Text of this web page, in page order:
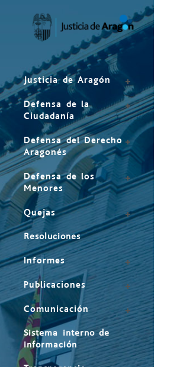
Justicia de Aragón
Defensa de la
Ciudadanía
Defensa del Derecho
Aragonés
Defensa de los
Menores
Quejas
Resoluciones
Informes
Publicaciones
Comunicación
Sistema interno de
información